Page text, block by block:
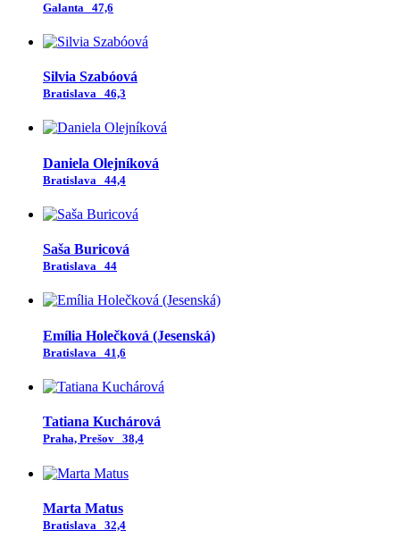
Galanta 47,6
Silvia Szabóová
Bratislava 46,3
Daniela Olejníková
Bratislava 44,4
Saša Buricová
Bratislava 44
Emília Holečková (Jesenská)
Bratislava 41,6
Tatiana Kuchárová
Praha, Prešov 38,4
Marta Matus
Bratislava 32,4